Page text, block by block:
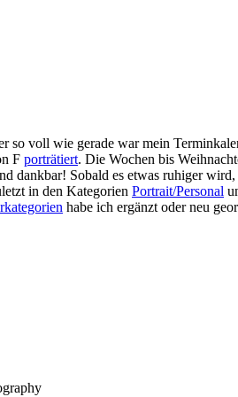
voll wie gerade war mein
F porträtiert. Die Wochen bis
dankbar! Sobald es etwas ruhiger
in den Kategorien Portrait/Personal
habe ich ergänzt oder neu